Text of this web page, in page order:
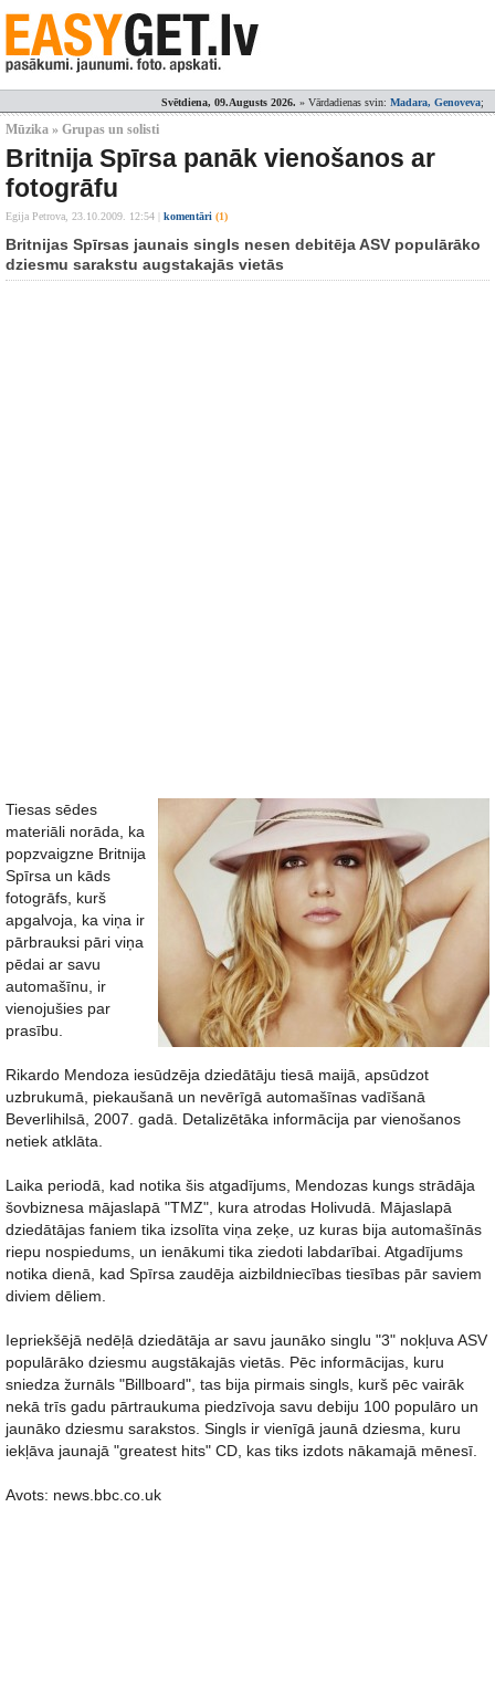
Svētdiena, 09.Augusts 2026. » Vārdadienas svin: Madara, Genoveva;
Mūzika » Grupas un solisti
Britnija Spīrsa panāk vienošanos ar
fotogrāfu
Egija Petrova, 23.10.2009. 12:54 komentāri (1)
Britnijas Spīrsas jaunais singls nesen debitēja ASV populārāko
dziesmu sarakstu augstakajās vietās
Tiesas sēdes
materiāli norāda, ka
popzvaigzne Britnija
Spīrsa un kāds
fotogrāfs, kurš
apgalvoja, ka viņa ir
pārbrauksi pāri viņa
pēdai ar savu
automašīnu, ir
vienojušies par
prasību.
Rikardo Mendoza iesūdzēja dziedātāju tiesā maijā, apsūdzot
uzbrukumā, piekaušanā un nevērīgā automašīnas vadīšanā
Beverlihilsā, 2007. gadā. Detalizētāka informācija par vienošanos
netiek atklāta.
Laika periodā, kad notika šis atgadījums, Mendozas kungs strādāja
šovbiznesa mājaslapā "TMZ", kura atrodas Holivudā. Mājaslapā
dziedātājas faniem tika izsolīta viņa zeķe, uz kuras bija automašīnās
riepu nospiedums, un ienākumi tika ziedoti labdarībai. Atgadījums
notika dienā, kad Spīrsa zaudēja aizbildniecības tiesības pār saviem
diviem dēliem.
Iepriekšējā nedēļā dziedātāja ar savu jaunāko singlu "3" nokļuva ASV
populārāko dziesmu augstākajās vietās. Pēc informācijas, kuru
sniedza žurnāls "Billboard", tas bija pirmais singls, kurš pēc vairāk
nekā trīs gadu pārtraukuma piedzīvoja savu debiju 100 populāro un
jaunāko dziesmu sarakstos. Singls ir vienīgā jaunā dziesma, kuru
iekļāva jaunajā "greatest hits" CD, kas tiks izdots nākamajā mēnesī.
Avots: news.bbc.co.uk